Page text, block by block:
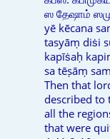
ஸ தேஷாம்
yē kēcana
tasyāṃ diṡi
kapīṡaḥ
sa tēṣāṃ
Then that
described to
all the
that were